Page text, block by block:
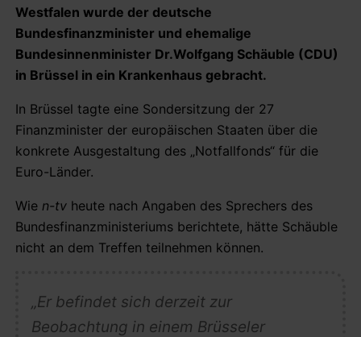
Westfalen wurde der deutsche
Bundesfinanzminister und ehemalige
Bundesinnenminister Dr.Wolfgang Schäuble (CDU)
in Brüssel in ein Krankenhaus gebracht.
In Brüssel tagte eine Sondersitzung der 27
Finanzminister der europäischen Staaten über die
konkrete Ausgestaltung des „Notfallfonds“ für die
Euro-Länder.
Wie n-tv heute nach Angaben des Sprechers des
Bundesfinanzministeriums berichtete, hätte Schäuble
nicht an dem Treffen teilnehmen können.
„Er befindet sich derzeit zur
Beobachtung in einem Brüsseler